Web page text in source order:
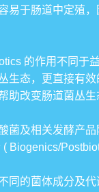
易于肠道中定殖
的作用不同于
生态，更直接有
助改变肠道菌丛
菌及相关发酵产
( Biogenics/
同的菌体成分及